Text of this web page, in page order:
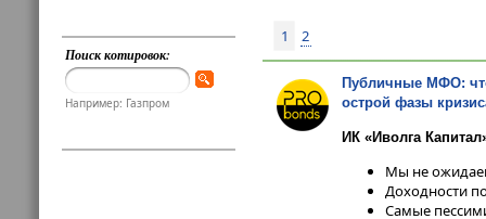
Поиск котировок:
Например: Газпром
1 2
Публичные МФО:
острой фазы
ИК «Иволга
Мы не
Доходности
Самые